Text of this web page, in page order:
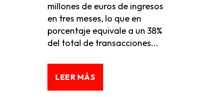
millones de euros de ingresos
en tres meses, lo que en
porcentaje equivale a un 38%
del total de transacciones...
LEER MÁS